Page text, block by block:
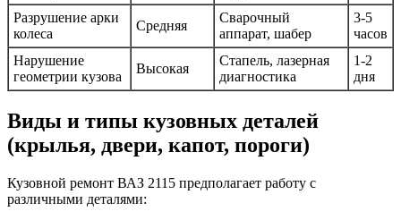
Разрушение арки
колеса
Средняя
Сварочный
аппарат, шабер
3-5
часов
Нарушение
геометрии кузова
Высокая
Стапель, лазерная
диагностика
1-2
дня
Виды и типы кузовных деталей
(крылья, двери, капот, пороги)
Кузовной ремонт ВАЗ 2115 предполагает работу с
различными деталями: